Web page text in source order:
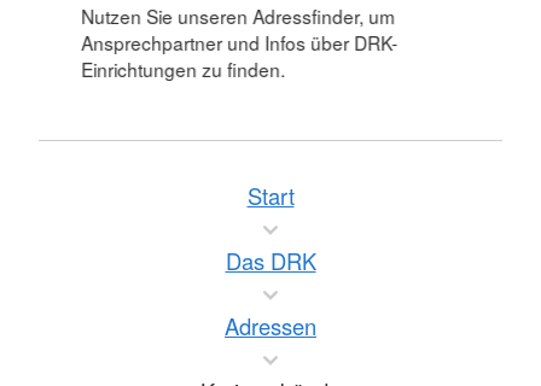
Nutzen Sie unseren Adressfinder, um
Ansprechpartner und Infos über DRK-
Einrichtungen zu finden.
Start
Das DRK
Adressen